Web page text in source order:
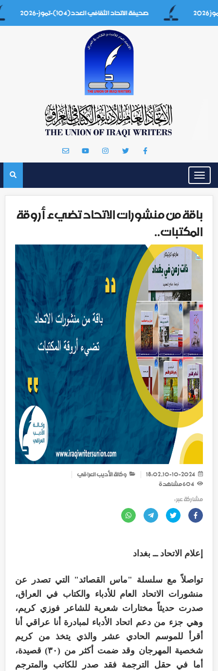
صحيفة الاتحاد الثقافي العدد(104)-تموز-2026
Toggle
navigation
باقة من منشورات الاتحاد تضيء أروقة
المكتبات..
وكالة الأديب العراقي
604
مشاهدة
مشاركة عبر :
إعلام الاتحاد ــ بغداد
تواصلاً مع سلسلة "ماس القصائد" التي تصدر عن
منشورات الاتحاد العام للأدباء والكتاب في العراق،
صدرت حديثاً مختارات شعرية للشاعر فوزي كريم،
وهي جزء من دعم اتحاد الأدباء لمبادرة أنا عراقي أنا
أقرأ للموسم الحادي عشر والذي يتخذ من كريم
شخصية المهرجان وقد ضمت أكثر من (٣٠) قصيدة،
أما في حقل الترجمة فقد صدر للكاتب والمترجم